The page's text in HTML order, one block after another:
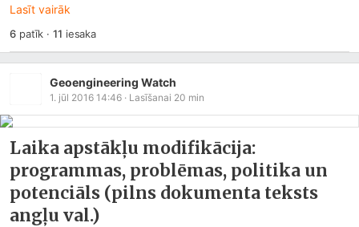
Lasīt vairāk
6patīk ·11 iesaka
Geoengineering Watch
1. jūl 2016 14:46 · Lasīšanai 20 min
Laika apstākļu modifikācija:
programmas, problēmas, politika un
potenciāls (pilns dokumenta teksts
angļu val.)